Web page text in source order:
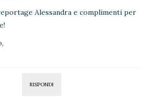
Alessandra e complimenti per
RISPONDI